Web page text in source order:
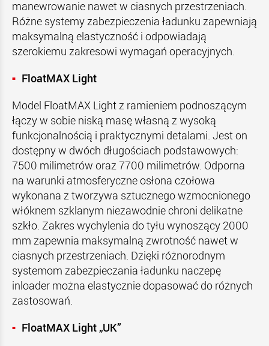
manewrowanie nawet w ciasnych przestrzeniach.
Różne systemy zabezpieczenia ładunku zapewniają
maksymalną elastyczność i odpowiadają
szerokiemu zakresowi wymagań operacyjnych.
FloatMAX Light
Model FloatMAX Light z ramieniem podnoszącym
łączy w sobie niską masę własną z wysoką
funkcjonalnością i praktycznymi detalami. Jest on
dostępny w dwóch długościach podstawowych:
7500 milimetrów oraz 7700 milimetrów. Odporna
na warunki atmosferyczne osłona czołowa
wykonana z tworzywa sztucznego wzmocnionego
włóknem szklanym niezawodnie chroni delikatne
szkło. Zakres wychylenia do tyłu wynoszący 2000
mm zapewnia maksymalną zwrotność nawet w
ciasnych przestrzeniach. Dzięki różnorodnym
systemom zabezpieczania ładunku naczepę
inloader można elastycznie dopasować do różnych
zastosowań.
FloatMAX Light „UK”